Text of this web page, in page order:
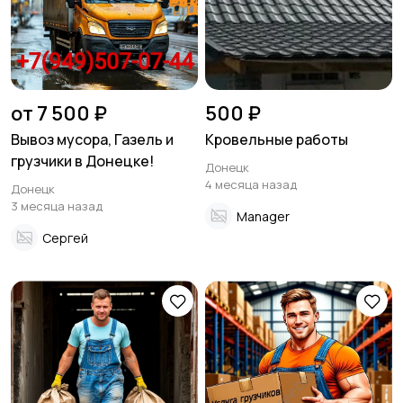
от 7 500 ₽
Вывоз мусора, Газель и
грузчики в Донецке!
Донецк
3 месяца назад
Сергей
500 ₽
Кровельные работы
Донецк
4 месяца назад
Manager